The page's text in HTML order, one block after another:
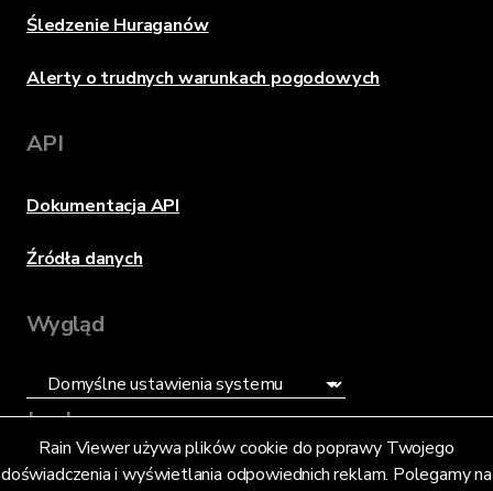
Rain Viewer używa plików cookie do poprawy Twojego
doświadczenia i wyświetlania odpowiednich reklam. Polegamy na
Śledzenie Huraganów
Alerty o trudnych warunkach pogodowych
API
Dokumentacja API
Źródła danych
Wygląd
Język
Polski (PL)